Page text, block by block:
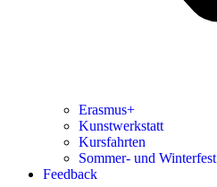
Erasmus+
Kunstwerkstatt
Kursfahrten
Sommer- und Winterfest
Feedback